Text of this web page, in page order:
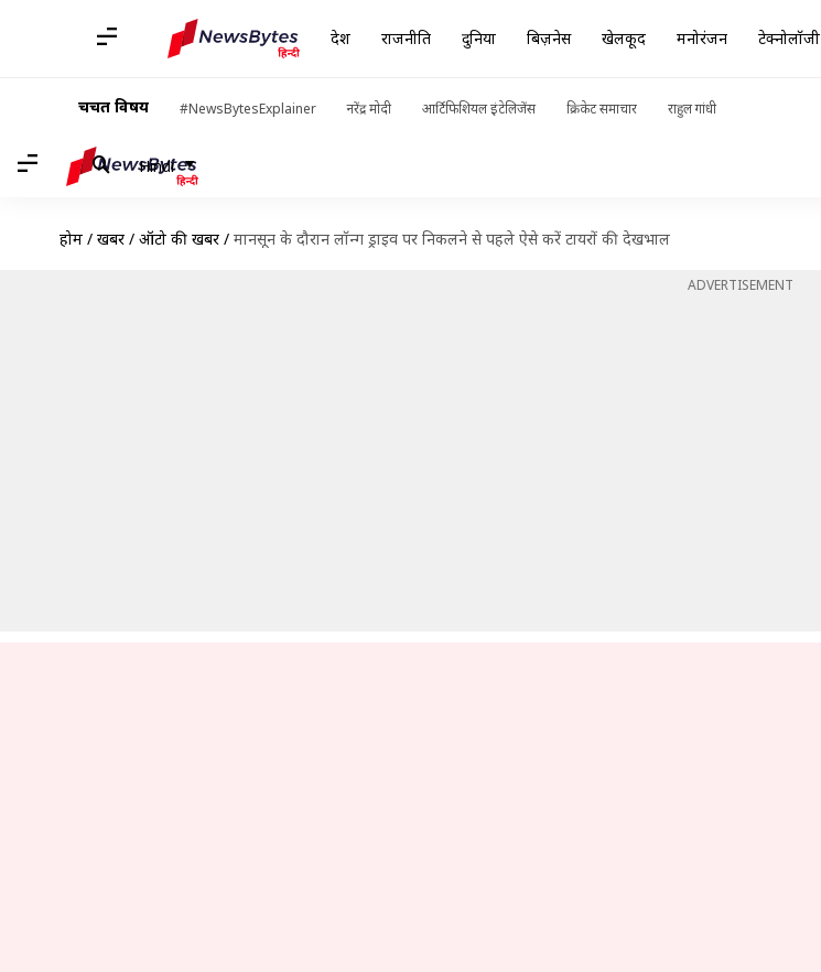
देश राजनीति दुनिया बिज़नेस खेलकूद मनोरंजन टेक्नोलॉजी
चर्चित विषय #NewsBytesExplainer नरेंद्र मोदी आर्टिफिशियल इंटेलिजेंस क्रिकेट समाचार राहुल गांधी
Hindi
होम / खबरें / ऑटो की खबरें / मानसून के दौरान लॉन्ग ड्राइव पर निकलने से पहले ऐसे करें टायरों की देखभाल
ADVERTISEMENT